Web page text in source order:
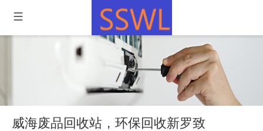
威海废品回收站，环保回收新罗致